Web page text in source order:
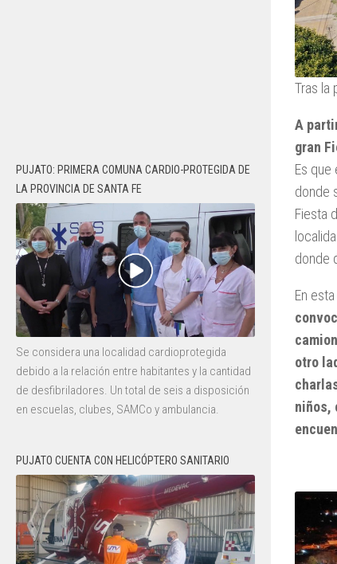
Tras la
A
gran
Es que
donde
Fiesta
donde
En
otro
niños,
PUJATO: PRIMERA COMUNA CARDIO-PROTEGIDA DE
LA PROVINCIA DE SANTA FE
Se considera una localidad cardioprotegida
debido a la relación entre habitantes y la cantidad
de desfibriladores. Un total de seis a disposición
en escuelas, clubes, SAMCo y ambulancia.
PUJATO CUENTA CON HELICÓPTERO SANITARIO